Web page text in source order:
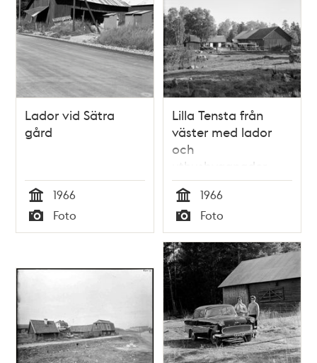
Lador vid Sätra
gård
Tid
1966
Typ
Foto
Lilla Tensta från
väster med lador
och
uthusbyggnader.
Tid
1966
Typ
Foto